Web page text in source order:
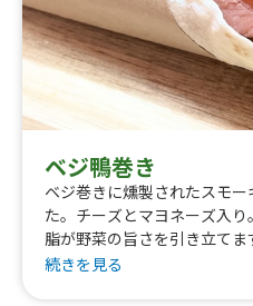
ベジ鴨巻き
ベジ巻きに燻製されたスモ
た。チーズとマヨネーズ入
脂が野菜の旨さを引き立て
トと呼ばれていて美容にもお
続きを見る